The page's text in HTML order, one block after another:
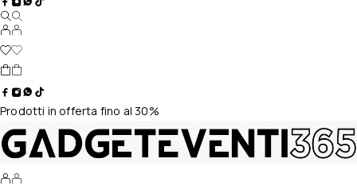
Prodotti in offerta fino al 30%